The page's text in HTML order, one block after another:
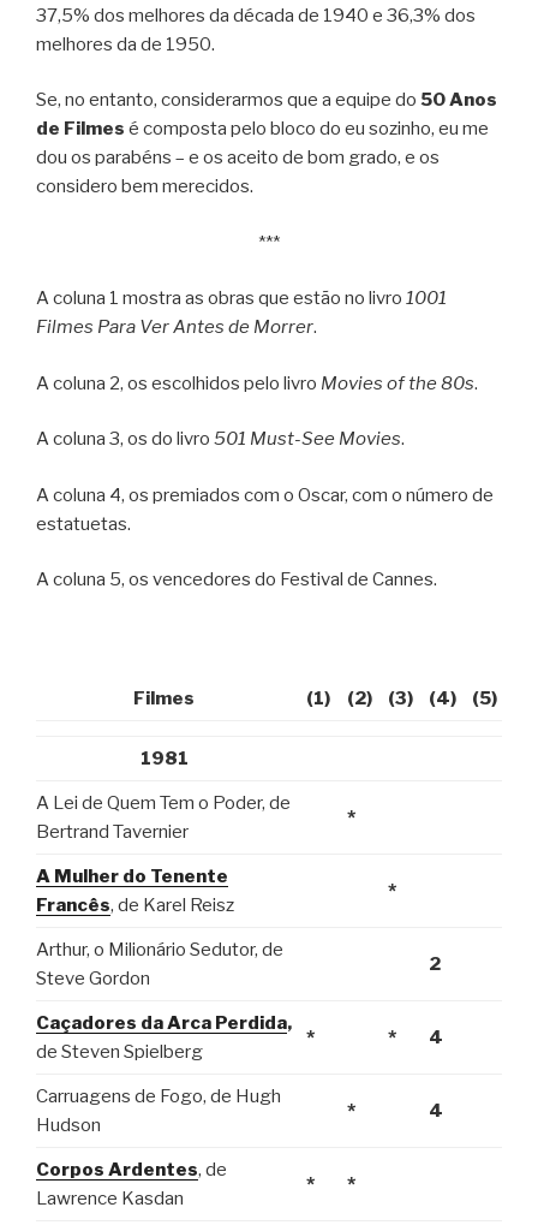
37,5% dos melhores da década de 1940 e 36,3% dos
melhores da de 1950.
Se, no entanto, considerarmos que a equipe do 50 Anos
de Filmes é composta pelo bloco do eu sozinho, eu me
dou os parabéns – e os aceito de bom grado, e os
considero bem merecidos.
***
A coluna 1 mostra as obras que estão no livro 1001
Filmes Para Ver Antes de Morrer.
A coluna 2, os escolhidos pelo livro Movies of the 80s.
A coluna 3, os do livro 501 Must-See Movies.
A coluna 4, os premiados com o Oscar, com o número de
estatuetas.
A coluna 5, os vencedores do Festival de Cannes.
Filmes (1) (2) (3) (4) (5)
1981
A Lei de Quem Tem o Poder, de
Bertrand Tavernier
*
A Mulher do Tenente
Francês, de Karel Reisz
*
Arthur, o Milionário Sedutor, de
Steve Gordon
2
Caçadores da Arca Perdida,
de Steven Spielberg
* * 4
Carruagens de Fogo, de Hugh
Hudson
* 4
Corpos Ardentes, de
Lawrence Kasdan
* *